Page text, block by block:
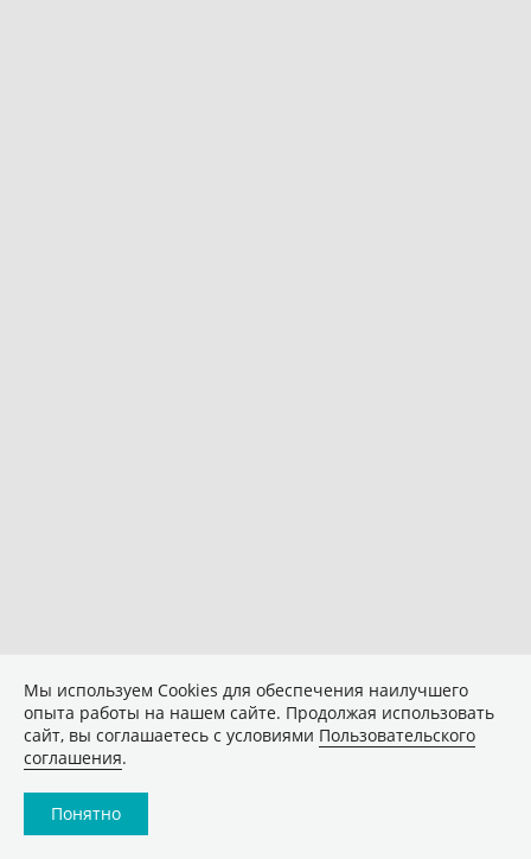
Мы используем Сookies для обеспечения наилучшего
опыта работы на нашем сайте. Продолжая использовать
сайт, вы соглашаетесь с условиями Пользовательского
соглашения.
Понятно